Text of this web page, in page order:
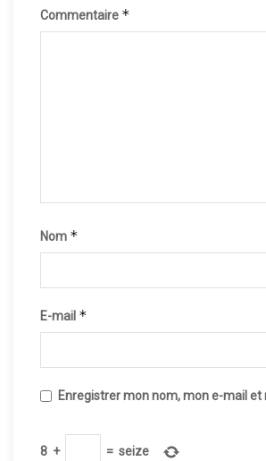
Commentaire *
Nom *
E-mail *
Enregistrer mon nom, mon e-mail
8 + = seize